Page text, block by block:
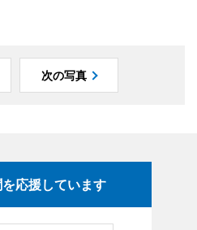
次の写真
応援しています